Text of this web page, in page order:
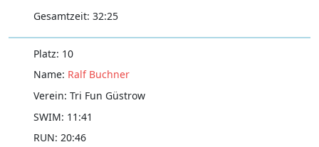
32:25
10
Ralf Buchner
Tri Fun Güstrow
11:41
20:46